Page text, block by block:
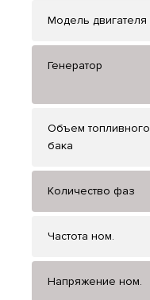
Модель двигателя
Генератор
Объем топливного
бака
Количество фаз
Частота ном.
Напряжение ном.